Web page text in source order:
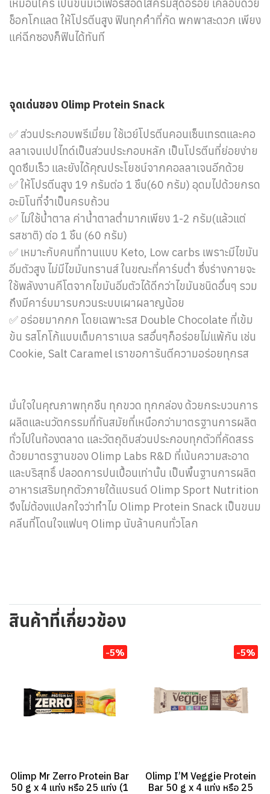
เหมือนใคร เป็นขนมเวเฟอร์สอดไส้ครีมสุดอร่อย เคลือบด้วย
ช็อกโกแลต ให้โปรตีนสูง ฟินทุกคำที่กัด พกพาสะดวก เพียง
แค่ฉีกซองก็ฟินได้ทันที
จุดเด่นของ Olimp Protein Snack
✅ ส่วนประกอบพรีเมี่ยม ใช้เวย์โปรตีนคอนเซ็นเทรตและคอ
ลลาเจนเปปไทด์เป็นส่วนประกอบหลัก เป็นโปรตีนที่ย่อยง่าย
ดูดซึมเร็ว และยังได้คุณประโยชน์จากคอลลาเจนอีกด้วย
✅ ให้โปรตีนสูง 19 กรัมต่อ 1 ชิ้น(60 กรัม) อุดมไปด้วยกรด
อะมิโนที่จำเป็นครบถ้วน
✅ ไม่ใช้น้ำตาล ค่าน้ำตาลต่ำมากเพียง 1-2 กรัม(แล้วแต่
รสชาติ) ต่อ 1 ชิ้น (60 กรัม)
✅ เหมาะกับคนที่ทานแบบ Keto, Low carbs เพราะมีไขมัน
อิ่มตัวสูง ไม่มีไขมันทรานส์ ในขณะที่คาร์บต่ำ ซึ่งร่างกายจะ
ใช้พลังงานคีโตจากไขมันอิ่มตัวได้ดีกว่าไขมันชนิดอื่นๆ รวม
ถึงมีคาร์บมารบกวนระบบเผาผลาญน้อย
✅ อร่อยมากกก โดยเฉพาะรส Double Chocolate ที่เข้ม
ข้น รสโกโก้แบบเต็มคาราเบล รสอื่นๆก็อร่อยไม่แพ้กัน เช่น
Cookie, Salt Caramel เราขอการันตีความอร่อยทุกรส
มั่นใจในคุณภาพทุกชิ้น ทุกขวด ทุกกล่อง ด้วยกระบวนการ
ผลิตและนวัตกรรมที่ทันสมัยที่เหนือกว่ามาตรฐานการผลิต
ทั่วไปในท้องตลาด และวัตถุดิบส่วนประกอบทุกตัวที่คัดสรร
ด้วยมาตรฐานของ Olimp Labs R&D ที่เน้นความสะอาด
และบริสุทธิ์ ปลอดการปนเปื้อนเท่านั้น เป็นพื้นฐานการผลิต
อาหารเสริมทุกตัวภายใต้แบรนด์ Olimp Sport Nutrition
จึงไม่ต้องแปลกใจว่าทำไม Olimp Protein Snack เป็นขนม
คลีนที่โดนใจแฟนๆ Olimp นับล้านคนทั่วโลก
สินค้าที่เกี่ยวข้อง
-5%
Olimp Mr Zerro Protein Bar
50 g x 4 แท่ง หรือ 25 แท่ง (1
-5%
Olimp I’M Veggie Protein
Bar 50 g x 4 แท่ง หรือ 25